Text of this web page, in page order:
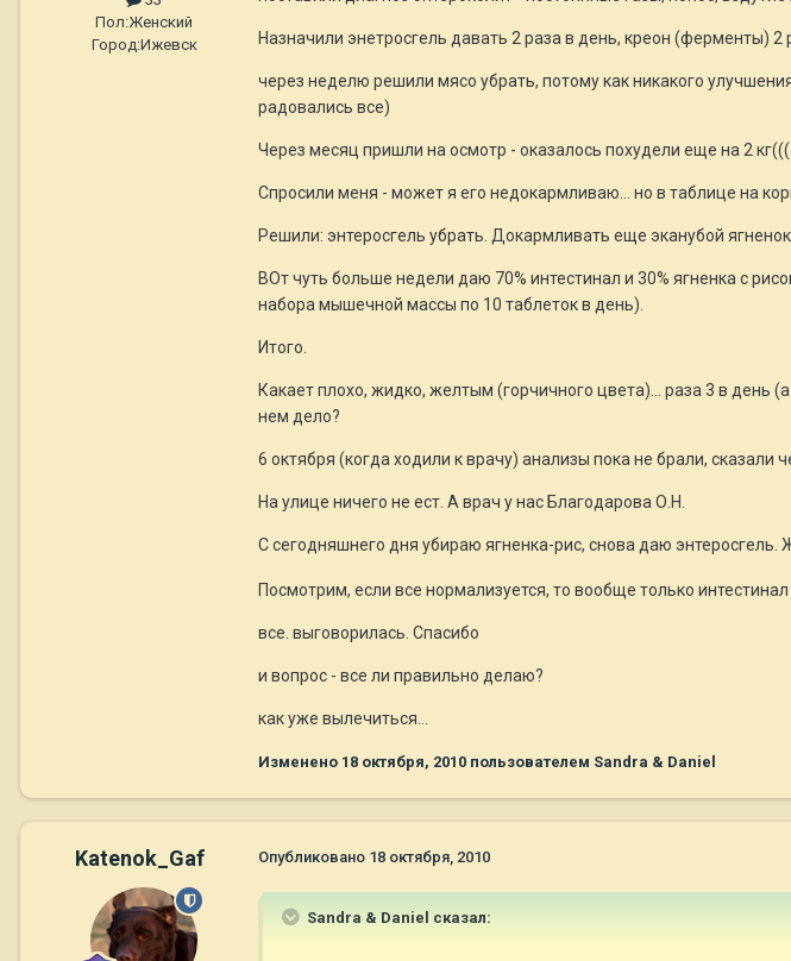
Пол:Женский
Город:Ижевск Назначили энетросгель давать 2 раза в день, креон (ферменты)
через неделю решили мясо убрать, потому как никакого
радовались все)
Через месяц пришли на осмотр - оказалось похудели еще на 2
Спросили меня - может я его недокармливаю... но в таблице на
Решили: энтеросгель убрать. Докармливать еще эканубой
ВОт чуть больше недели даю 70% интестинал и 30% ягненка с
набора мышечной массы по 10 таблеток в день).
Итого.
Какает плохо, жидко, желтым (горчичного цвета)... раза 3 в день
нем дело?
6 октября (когда ходили к врачу) анализы пока не брали, сказали
На улице ничего не ест. А врач у нас Благодарова О.Н.
С сегодняшнего дня убираю ягненка-рис, снова даю
Посмотрим, если все нормализуется, то вообще только
все. выговорилась. Спасибо
и вопрос - все ли правильно делаю?
как уже вылечиться...
Изменено 18 октября, 2010 пользователем Sandra & Daniel
Katenok_Gaf Опубликовано 18 октября, 2010
Sandra & Daniel сказал: